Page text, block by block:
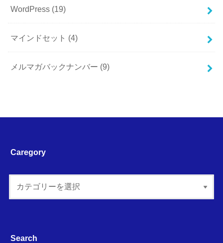
WordPress (19)
マインドセット (4)
メルマガバックナンバー (9)
Caregory
Search